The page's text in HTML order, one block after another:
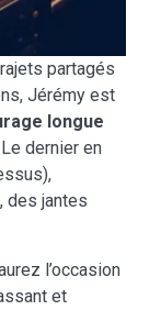
partagés
Jérémy est
longue
dernier en
des jantes
l’occasion
et